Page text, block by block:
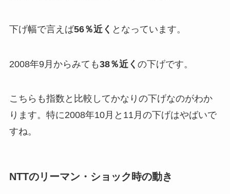
下げ幅で言えば56％近く となっています。
2008年9月からみても38％近く の下げです。
こちらも指数と比較してかなりの下げなのがわか
ります。特に2008年10月と11月の下げはやばいで
すね。
NTTのリーマン・ショック時の動き